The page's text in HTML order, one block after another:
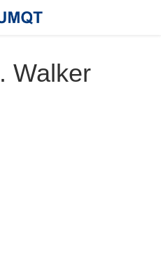
Walker